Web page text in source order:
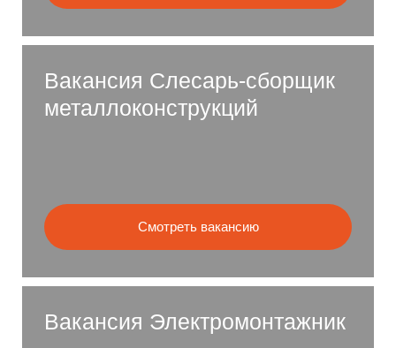
Вакансия Слесарь-сборщик
металлоконструкций
Смотреть вакансию
Вакансия Электромонтажник